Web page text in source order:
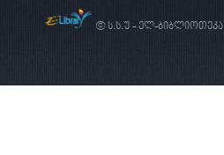
© ს.ს.უ - ელ-ბიბლიოთეკა